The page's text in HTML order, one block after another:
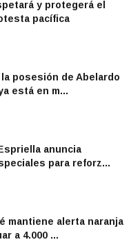
y protegerá el
pacífica
posesión de Abelardo
está en m...
anuncia
para reforz...
mantiene alerta naranja
a 4.000 ...